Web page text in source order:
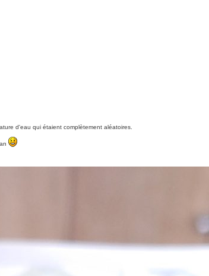
d'eau qui étaient complètement aléatoires.